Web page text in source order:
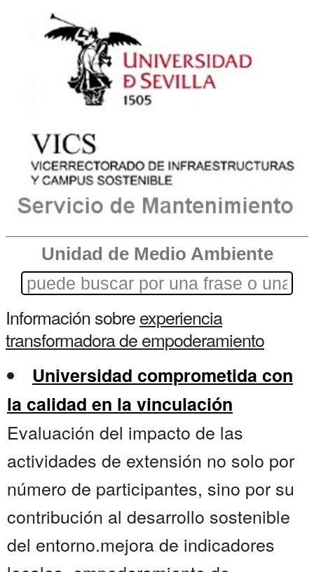
Unidad de Medio Ambiente
Información sobreexperiencia
transformadora de empoderamiento
Universidad comprometida con
la calidad en la vinculación
Evaluación del impacto de las
actividades de extensión no solo por
número de participantes, sino por su
contribución al desarrollo sostenible
del entorno.mejora de indicadores